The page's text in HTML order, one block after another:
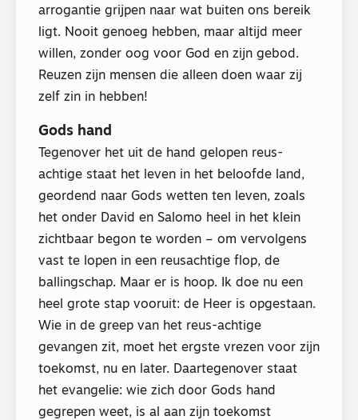
arrogantie grijpen naar wat buiten ons bereik
ligt. Nooit genoeg hebben, maar altijd meer
willen, zonder oog voor God en zijn gebod.
Reuzen zijn mensen die alleen doen waar zij
zelf zin in hebben!
Gods hand
Tegenover het uit de hand gelopen reus-
achtige staat het leven in het beloofde land,
geordend naar Gods wetten ten leven, zoals
het onder David en Salomo heel in het klein
zichtbaar begon te worden – om vervolgens
vast te lopen in een reusachtige flop, de
ballingschap. Maar er is hoop. Ik doe nu een
heel grote stap vooruit: de Heer is opgestaan.
Wie in de greep van het reus-achtige
gevangen zit, moet het ergste vrezen voor zijn
toekomst, nu en later. Daartegenover staat
het evangelie: wie zich door Gods hand
gegrepen weet, is al aan zijn toekomst